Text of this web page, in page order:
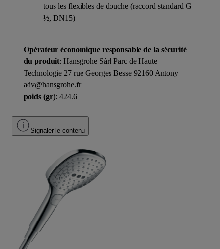
tous les flexibles de douche (raccord standard G
½, DN15)
Opérateur économique responsable de la sécurité
du produit: Hansgrohe Sàrl Parc de Haute
Technologie 27 rue Georges Besse 92160 Antony
adv@hansgrohe.fr
poids (gr): 424.6
Signaler le contenu